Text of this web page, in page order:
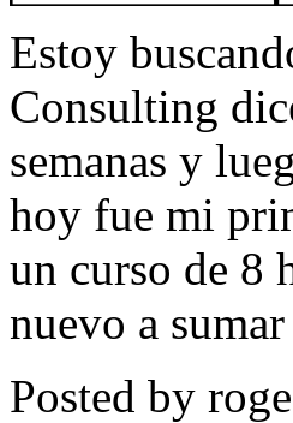
Estoy
Consulting
semanas y
hoy fue mi
un curso de 8
nuevo a
Posted by